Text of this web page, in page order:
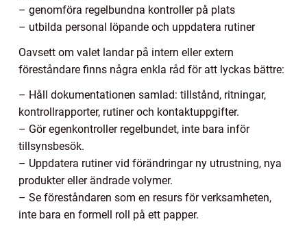
– genomföra regelbundna kontroller på plats
– utbilda personal löpande och uppdatera rutiner
Oavsett om valet landar på intern eller extern
föreståndare finns några enkla råd för att lyckas bättre:
– Håll dokumentationen samlad: tillstånd, ritningar,
kontrollrapporter, rutiner och kontaktuppgifter.
– Gör egenkontroller regelbundet, inte bara inför
tillsynsbesök.
– Uppdatera rutiner vid förändringar ny utrustning, nya
produkter eller ändrade volymer.
– Se föreståndaren som en resurs för verksamheten,
inte bara en formell roll på ett papper.